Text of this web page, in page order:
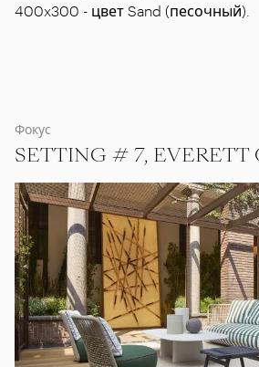
400x300 - цвет Sand (песочный).
Фокус
SETTING # 7, EVERETT